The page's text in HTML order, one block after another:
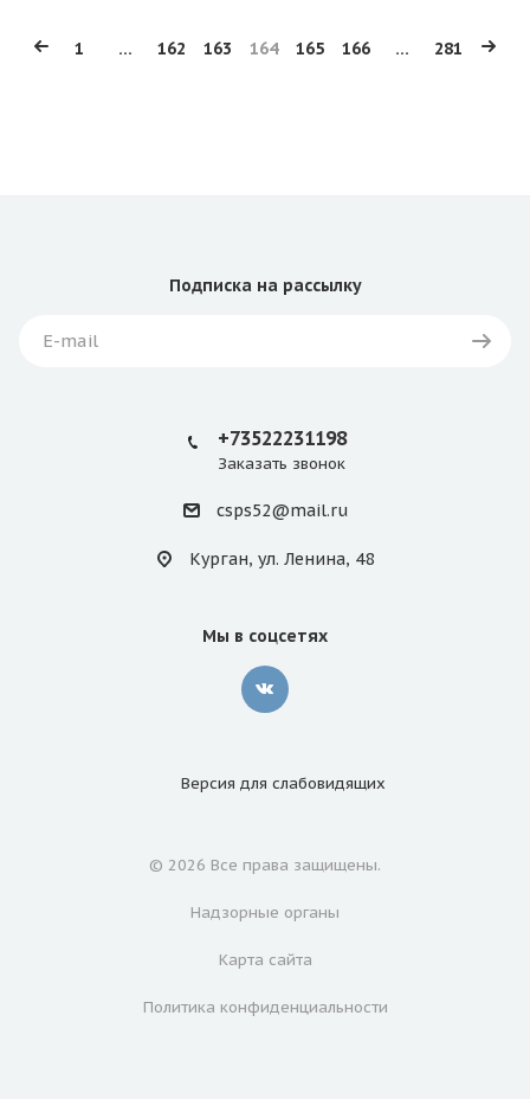
1 ... 162 163 164 165 166 ... 281
Подписка на рассылку
+73522231198
Заказать звонок
csps52@mail.ru
Курган, ул. Ленина, 48
Мы в соцсетях
Версия для слабовидящих
© 2026 Все права защищены.
Надзорные органы
Карта сайта
Политика конфиденциальности